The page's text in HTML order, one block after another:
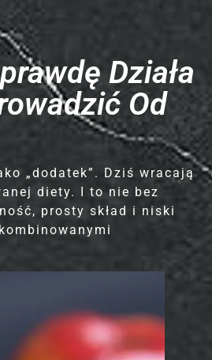
Działa
Od
„dodatek”. Dziś wracają
diety. I to nie bez
prosty skład i niski